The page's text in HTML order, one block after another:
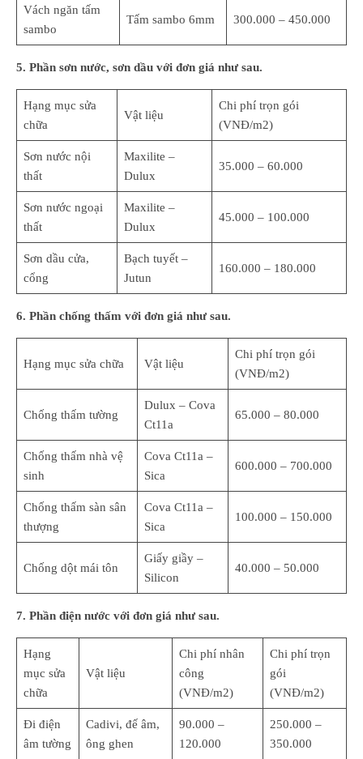
Vách ngăn tấm
sambo
Tấm sambo 6mm 300.000 – 450.000
5. Phần sơn nước, sơn dầu với đơn giá như sau.
Hạng mục sửa
chữa
Vật liệu
Chi phí trọn gói
(VNĐ/m2)
Sơn nước nội
thất
Maxilite –
Dulux
35.000 – 60.000
Sơn nước ngoại
thất
Maxilite –
Dulux
45.000 – 100.000
Sơn dầu cửa,
cổng
Bạch tuyết –
Jutun
160.000 – 180.000
6. Phần chống thấm với đơn giá như sau.
Hạng mục sửa chữa Vật liệu
Chi phí trọn gói
(VNĐ/m2)
Chống thấm tường
Dulux – Cova
Ct11a
65.000 – 80.000
Chống thấm nhà vệ
sinh
Cova Ct11a –
Sica
600.000 – 700.000
Chống thấm sàn sân
thượng
Cova Ct11a –
Sica
100.000 – 150.000
Chống dột mái tôn
Giấy giầy –
Silicon
40.000 – 50.000
7. Phần điện nước với đơn giá như sau.
Hạng
mục sửa
chữa
Vật liệu
Chi phí nhân
công
(VNĐ/m2)
Chi phí trọn
gói
(VNĐ/m2)
Đi điện
âm tường
Cadivi, đế âm,
ông ghen
90.000 –
120.000
250.000 –
350.000